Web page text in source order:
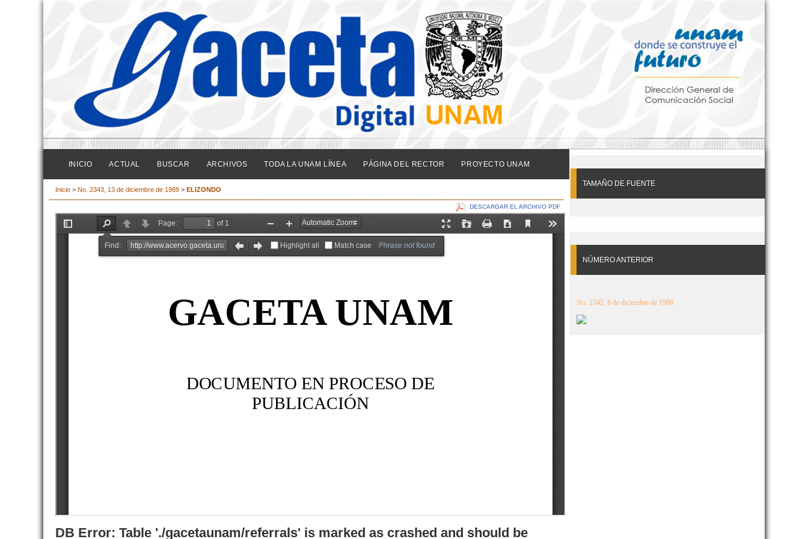
TAMAÑO DE FUENTE
NÚMERO ANTERIOR
No. 2342, 8 de diciembre de 1988
INICIO ACTUAL BUSCAR ARCHIVOS TODA LA UNAM LÍNEA PÁGINA DEL RECTOR PROYECTO UNAM
Inicio > No. 2343, 13 de diciembre de 1988 > ELIZONDO
DESCARGAR EL ARCHIVO PDF
DB Error: Table './gacetaunam/referrals' is marked as crashed and should be